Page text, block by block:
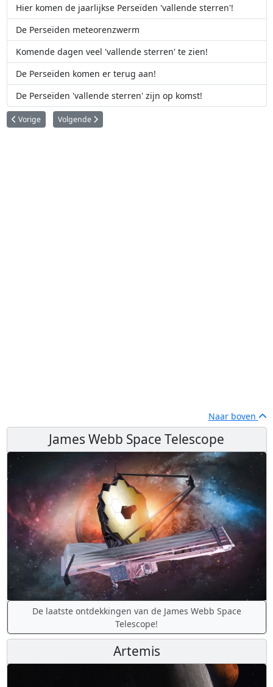
Hier komen de jaarlijkse Perseïden 'vallende sterren'!
De Perseïden meteorenzwerm
Komende dagen veel 'vallende sterren' te zien!
De Perseïden komen er terug aan!
De Perseïden 'vallende sterren' zijn op komst!
Vorig artikel: Hier komen de Geminiden!
Vorige Volgende artikel: Krachtige meteorenstorm op komst
Volgende
Naar boven
James Webb Space Telescope
De laatste ontdekkingen van de James Webb Space
Telescope!
Artemis